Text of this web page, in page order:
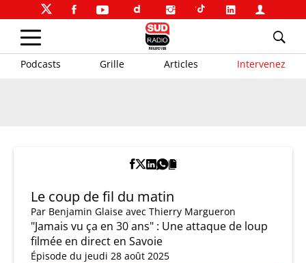
Podcasts Grille Articles Intervenez
Le coup de fil du matin
Par Benjamin Glaise avec Thierry Margueron
"Jamais vu ça en 30 ans" : Une attaque de loup
filmée en direct en Savoie
Épisode du jeudi 28 août 2025